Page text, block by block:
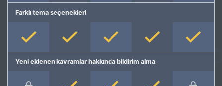
Farklı tema seçenekleri
Yeni eklenen kavramlar hakkında bildirim alma